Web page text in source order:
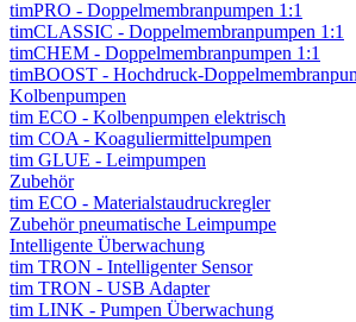
timPRO - Doppelmembranpumpen 1:1
timCLASSIC - Doppelmembranpumpen 1:1
timCHEM - Doppelmembranpumpen 1:1
timBOOST - Hochdruck-
Kolbenpumpen
tim ECO - Kolbenpumpen elektrisch
tim COA - Koaguliermittelpumpen
tim GLUE - Leimpumpen
Zubehör
tim ECO - Materialstaudruckregler
Zubehör pneumatische Leimpumpe
Intelligente Überwachung
tim TRON - Intelligenter Sensor
tim TRON - USB Adapter
tim LINK - Pumpen Überwachung